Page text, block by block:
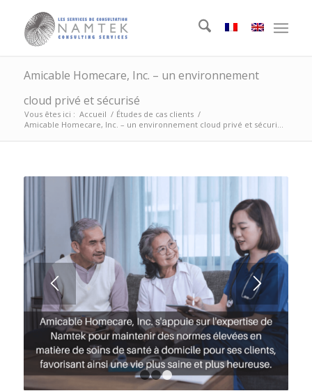
Amicable Homecare, Inc. – un environnement
cloud privé et sécurisé
Vous êtes ici : Accueil / Études de cas clients /
Amicable Homecare, Inc. – un environnement cloud privé et sécuri...
1 3